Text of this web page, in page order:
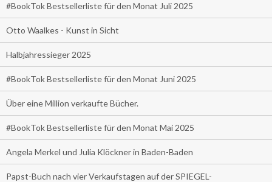
#BookTok Bestsellerliste für den Monat Juli 2025
Otto Waalkes - Kunst in Sicht
Halbjahressieger 2025
#BookTok Bestsellerliste für den Monat Juni 2025
Über eine Million verkaufte Bücher.
#BookTok Bestsellerliste für den Monat Mai 2025
Angela Merkel und Julia Klöckner in Baden-Baden
Papst-Buch nach vier Verkaufstagen auf der SPIEGEL-